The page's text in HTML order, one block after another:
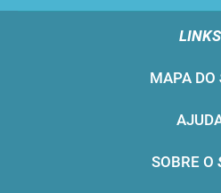
LINKS
MAPA DO
SOBRE O